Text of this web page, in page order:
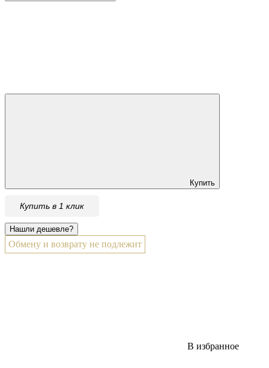
Купить
Купить в 1 клик
Обмену и возврату не подлежит
В избранное